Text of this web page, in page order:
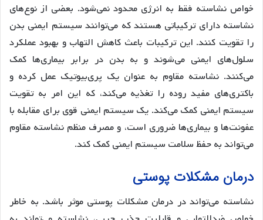
خواص نشاسته فقط به انرژی محدود نمی‌شود. بعضی از نوع‌های
نشاسته دارای ترکیباتی هستند که می‌توانند سیستم ایمنی بدن
را تقویت کنند. این ترکیبات باعث کاهش التهاب و بهبود عملکرد
سلول‌های ایمنی می‌شوند و به بدن در برابر بیماری‌ها کمک
می‌کنند. نشاسته مقاوم به عنوان یک پری‌بیوتیک عمل کرده و
باکتری‌های مفید روده را تغذیه می‌کند، که این امر به تقویت
سیستم ایمنی کمک می‌کند. یک سیستم ایمنی قوی برای مقابله با
عفونت‌ها و بیماری‌ها ضروری است، و مصرف منظم نشاسته مقاوم
می‌تواند به حفظ سلامت سیستم ایمنی کمک کند.
درمان مشکلات پوستی
نشاسته می‌تواند در درمان مشکلات پوستی موثر باشد. به خاطر